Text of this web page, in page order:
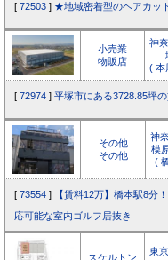
[ 72503 ] ★地域密着型のヘアカッ
小売業
物販店
神
( 本
[ 72974 ] 平塚市にある3728.85坪
その他
その他
神
模
(
[ 73554 ]
【賃料12万】橋本駅8分
応可能な室内ゴルフ居抜き
スケルトン
東